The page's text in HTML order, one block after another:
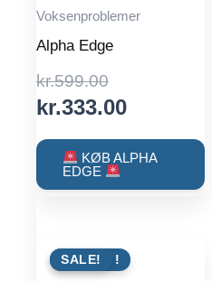
Voksenproblemer
Alpha Edge
kr.599.00Original
price
was:
kr.599.00.
kr.333.00Current
price
is:
kr.333.00.
KØB ALPHA
EDGE
TILBUD !
SALE!